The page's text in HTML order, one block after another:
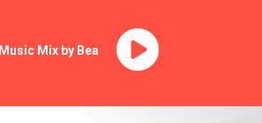
Music Mix by Bea